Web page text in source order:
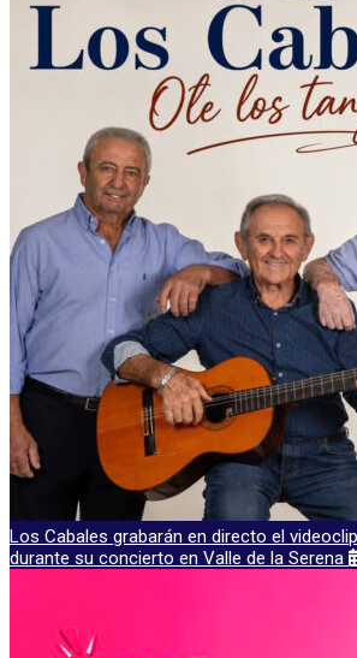
Los Cabales grabarán en directo el
durante su concierto en Valle de la Serena